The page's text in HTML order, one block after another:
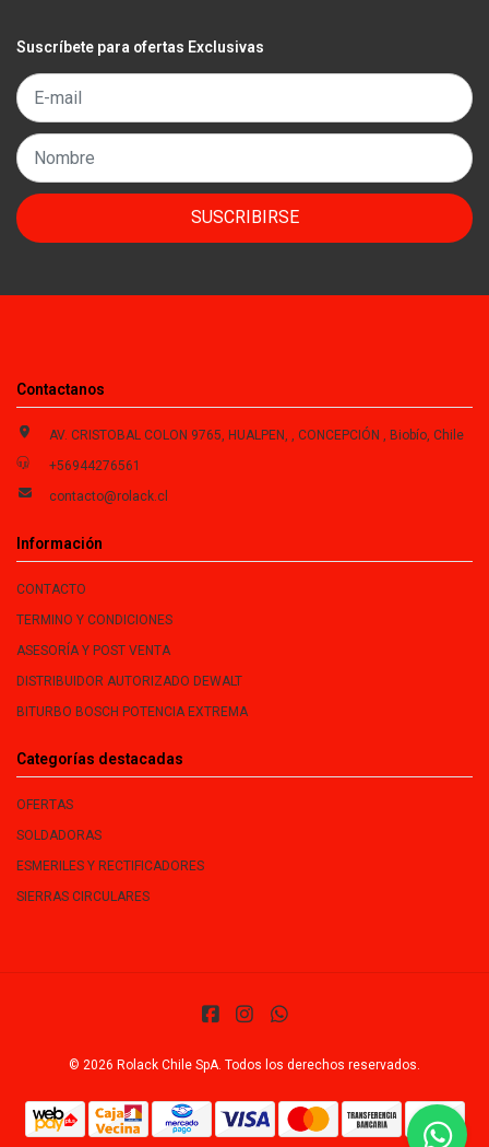
Suscríbete para ofertas Exclusivas
SUSCRIBIRSE
Contactanos
AV. CRISTOBAL COLON 9765, HUALPEN, , CONCEPCIÓN , Biobío, Chile
+56944276561
contacto@rolack.cl
Información
CONTACTO
TERMINO Y CONDICIONES
ASESORÍA Y POST VENTA
DISTRIBUIDOR AUTORIZADO DEWALT
BITURBO BOSCH POTENCIA EXTREMA
Categorías destacadas
OFERTAS
SOLDADORAS
ESMERILES Y RECTIFICADORES
SIERRAS CIRCULARES
© 2026 Rolack Chile SpA. Todos los derechos reservados.